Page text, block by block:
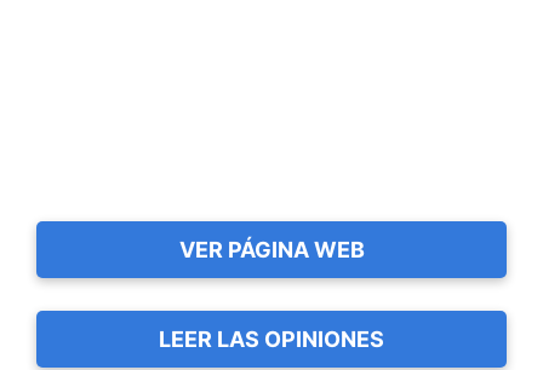
VER PÁGINA WEB
LEER LAS OPINIONES